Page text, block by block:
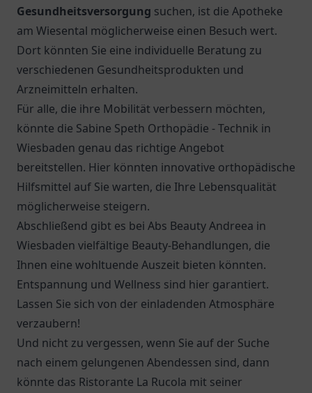
Gesundheitsversorgung suchen, ist die Apotheke
am Wiesental möglicherweise einen Besuch wert.
Dort könnten Sie eine individuelle Beratung zu
verschiedenen Gesundheitsprodukten und
Arzneimitteln erhalten.
Für alle, die ihre Mobilität verbessern möchten,
könnte die Sabine Speth Orthopädie - Technik in
Wiesbaden genau das richtige Angebot
bereitstellen. Hier könnten innovative orthopädische
Hilfsmittel auf Sie warten, die Ihre Lebensqualität
möglicherweise steigern.
Abschließend gibt es bei Abs Beauty Andreea in
Wiesbaden vielfältige Beauty-Behandlungen, die
Ihnen eine wohltuende Auszeit bieten könnten.
Entspannung und Wellness sind hier garantiert.
Lassen Sie sich von der einladenden Atmosphäre
verzaubern!
Und nicht zu vergessen, wenn Sie auf der Suche
nach einem gelungenen Abendessen sind, dann
könnte das Ristorante La Rucola mit seiner